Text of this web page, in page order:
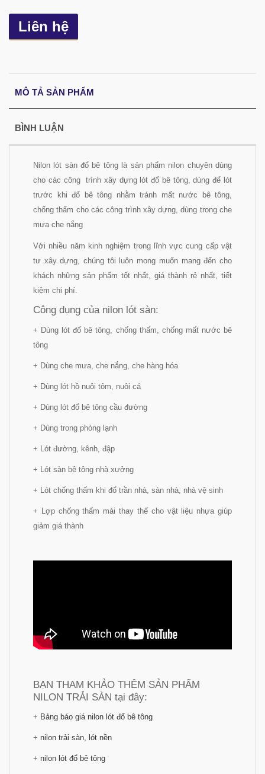
Liên hệ
MÔ TẢ SẢN PHẨM
BÌNH LUẬN
Nilon lót sàn đổ bê tông là sản phẩm nilon chuyên dùng
cho các công trình xây dựng lót đổ bê tông, dùng để lót
trước khi đổ bê tông nhằm tránh mất nước bê tông,
chống thấm cho các công trình xây dựng, dùng trong che
mưa che nắng
Với nhiều năm kinh nghiệm trong lĩnh vực cung cấp vật
tư xây dựng, chúng tôi luôn mong muốn mang đến cho
khách những sản phẩm tốt nhất, giá thành rẻ nhất, tiết
kiệm chi phí.
Công dụng của nilon lót sàn:
+ Dùng lót đổ bê tông, chống thấm, chống mất nước bê
tông
+ Dùng che mưa, che nắng, che hàng hóa
+ Dùng lót hồ nuôi tôm, nuôi cá
+ Dùng lót đổ bê tông cầu đường
+ Dùng trong phòng lạnh
+ Lót đường, kênh, đập
+ Lót sàn bê tông nhà xưởng
+ Lót chống thấm khi đổ trần nhà, sàn nhà, nhà vệ sinh
+ Lợp chống thấm mái thay thế cho vật liệu nhựa giúp
giảm giá thành
BẠN THAM KHẢO THÊM SẢN PHẨM
NILON TRẢI SÀN tại đây:
+ Bảng báo giá nilon lót đổ bê tông
+ nilon trải sàn, lót nền
+ nilon lót đổ bê tông